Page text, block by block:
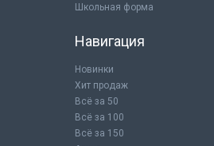
Школьная форма
Навигация
Новинки
Хит продаж
Всё за 50
Всё за 100
Всё за 150